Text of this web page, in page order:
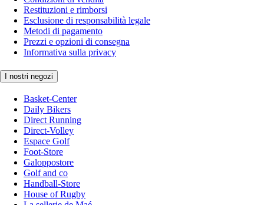
Restituzioni e rimborsi
Esclusione di responsabilità legale
Metodi di pagamento
Prezzi e opzioni di consegna
Informativa sulla privacy
I nostri negozi
Basket-Center
Daily Bikers
Direct Running
Direct-Volley
Espace Golf
Foot-Store
Galoppostore
Golf and co
Handball-Store
House of Rugby